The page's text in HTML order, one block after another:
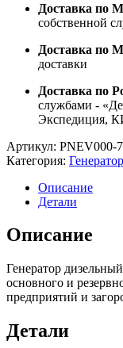
Доставка по
собственной
Доставка по
доставки
Доставка по
службами -
Экспедиция,
Артикул: PNEV000-
Категория:
Описание
Детали
Описание
Генератор
основного и
предприятий и
Детали